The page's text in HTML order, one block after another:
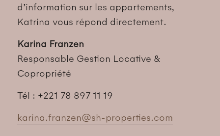
d’information sur les appartements,
Katrina vous répond directement.
Karina Franzen
Responsable Gestion Locative &
Copropriété
Tél : +221 78 897 11 19
karina.franzen@sh-properties.com